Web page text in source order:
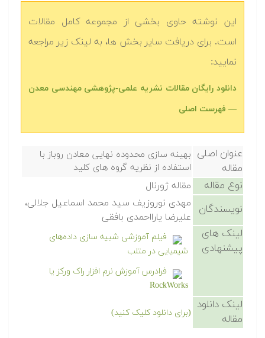
این نوشته حاوی بخشی از مجموعه کامل مقالات
است. برای دریافت سایر بخش ها، به لینک زیر مراجعه
نمایید:
دانلود رایگان مقالات نشریه علمی-پژوهشی مهندسی معدن
— فهرست اصلی
عنوان اصلی
مقاله
بهینه سازی محدوده نهایی معادن روباز با
استفاده از نظریه گروه های کلید
نوع مقاله مقاله ژورنال
نویسندگان
مهدی نوروزیف سید محمد اسماعیل جلالی،
علیرضا یارااحمدی بافقی
لینک های
پیشنهادی
فیلم آموزشی شبیه سازی داده‌های
شیمیایی در متلب
فرادرس آموزش نرم افزار راک ورکز یا
RockWorks
لینک دانلود
مقاله
(برای دانلود کلیک کنید)